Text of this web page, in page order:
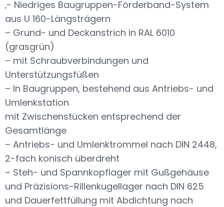
‚- Niedriges Baugruppen-Förderband-System
aus U 160-Längsträgern
– Grund- und Deckanstrich in RAL 6010
(grasgrün)
– mit Schraubverbindungen und
Unterstützungsfüßen
– In Baugruppen, bestehend aus Antriebs- und
Umlenkstation
mit Zwischenstücken entsprechend der
Gesamtlänge
– Antriebs- und Umlenktrommel nach DIN 2448,
2-fach konisch überdreht
– Steh- und Spannkopflager mit Gußgehäuse
und Präzisions-Rillenkugellager nach DIN 625
und Dauerfettfüllung mit Abdichtung nach